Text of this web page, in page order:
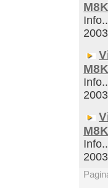
2003
2003
2003